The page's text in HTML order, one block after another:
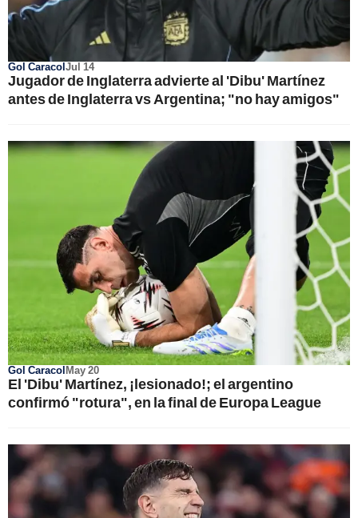
Gol CaracolJul 14
Jugador de Inglaterra advierte al 'Dibu' Martínez
antes de Inglaterra vs Argentina; "no hay amigos"
Gol CaracolMay 20
El 'Dibu' Martínez, ¡lesionado!; el argentino
confirmó "rotura", en la final de Europa League